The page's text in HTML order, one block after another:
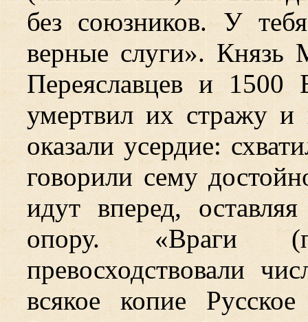
без союзников. У
верные слуги». Князь
Переяславцев и 1500
умертвил их стражу и
оказали усердие:
говорили сему
идут вперед,
опору. «Враги
превосходствовали
всякое копие